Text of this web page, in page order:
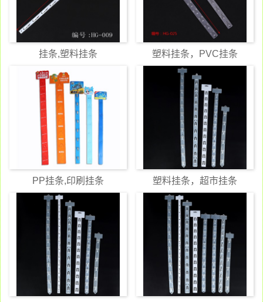
挂条,塑料挂条 塑料挂条，PVC挂条
PP挂条,印刷挂条 塑料挂条，超市挂条